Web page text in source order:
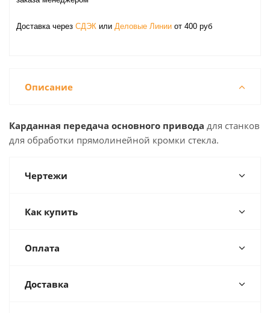
Доставка через СДЭК или Деловые Линии от 400 руб
Описание
Карданная передача основного привода для станков
для обработки прямолинейной кромки стекла.
Чертежи
Как купить
Оплата
Доставка